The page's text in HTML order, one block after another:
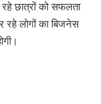
रहे छात्रों को सफलता
रहे लोगों का बिजनेस